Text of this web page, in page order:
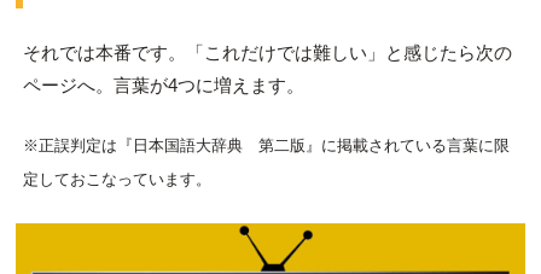
それでは本番です。「これだけでは難しい」と感じたら次の
ページへ。言葉が4つに増えます。
※正誤判定は『日本国語大辞典 第二版』に掲載されている言葉に限
定しておこなっています。